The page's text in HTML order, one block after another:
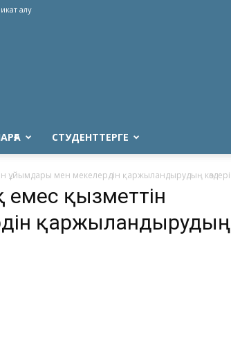
алу
СТУДЕНТТЕРГЕ
ұйымдары мен мекелердін қаржыландырудың көздері
емес қызметтін
қаржыландырудың